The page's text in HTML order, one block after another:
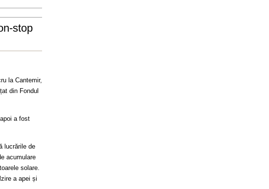
stop
la Cantemir,
din Fondul
a fost
lucrările de
acumulare
solare.
a apei și